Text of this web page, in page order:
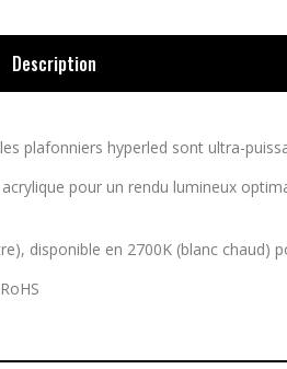
Description
plafonniers hyperled sont ultra-
acrylique pour un rendu lumineux
disponible en 2700K (blanc chaud)